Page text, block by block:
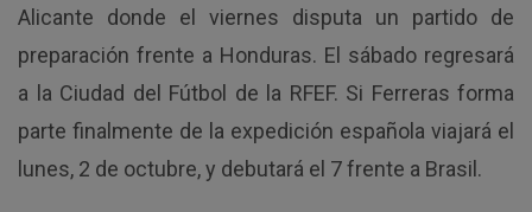
Alicante donde el viernes disputa un partido de
preparación frente a Honduras. El sábado regresará
a la Ciudad del Fútbol de la RFEF. Si Ferreras forma
parte finalmente de la expedición española viajará el
lunes, 2 de octubre, y debutará el 7 frente a Brasil.